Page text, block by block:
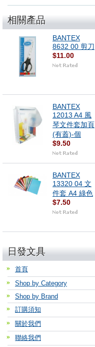
相關產品
BANTEX
8632 00 剪刀
$11.00
BANTEX
12013 A4 風
琴文件套加頁
(有蓋)-個
$9.50
BANTEX
13320 04 文
件套 A4 綠色
$7.50
日發文具
首頁
Shop by Category
Shop by Brand
訂購須知
關於我們
聯絡我們